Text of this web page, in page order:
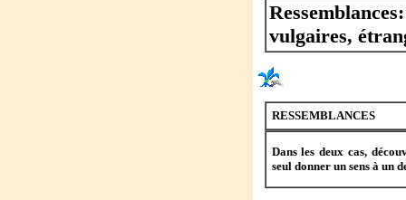
vulgaires,
RESSEMBLANCES
Dans les deux cas,
seul donner un sens à un